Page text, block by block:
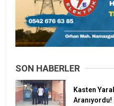
SON HABERLER
Kasten
Aranıyordu!